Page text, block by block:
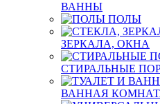
ВАННЫ
ПОЛЫ
ЗЕРКАЛА, ОКНА
СТИРАЛЬНЫЕ
ВАННАЯ